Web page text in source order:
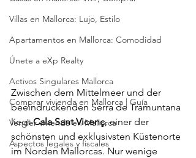
Villas en Mallorca: Lujo, Estilo
Apartamentos en Mallorca: Comodidad
Únete a eXp Realty
Activos Singulares Mallorca
Comprar vivienda en Mallorca | Guía
Vender vivienda en Mallorca
Aspectos legales y fiscales
Zwischen dem Mittelmeer und der
beeindruckenden Serra de Tramuntana
liegt Cala Sant Vicenç, einer der
schönsten und exklusivsten Küstenorte
im Norden Mallorcas. Nur wenige